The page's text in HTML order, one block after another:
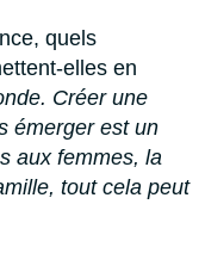
quels
elles en
Créer une
émerger est un
aux femmes, la
tout cela peut